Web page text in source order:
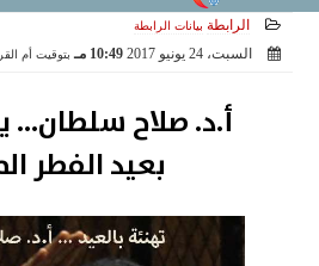
الرابطة بيانات الرابطة
السبت، 24 يونيو 2017 10:49 مـ بتوقيت أم
أ.د. صلاح سلطان...
بعيد الفطر